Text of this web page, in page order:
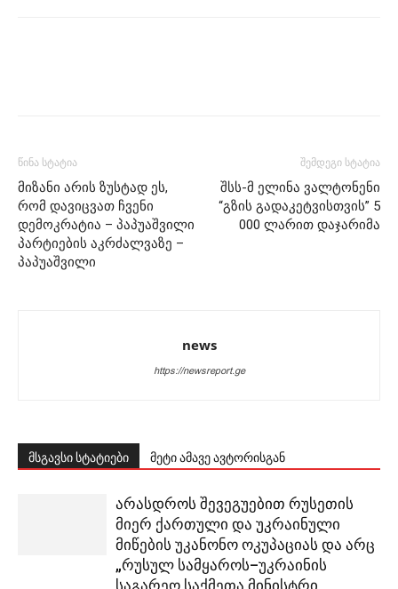
წინა სტატია
მიზანი არის ზუსტად ეს,
რომ დავიცვათ ჩვენი
დემოკრატია – პაპუაშვილი
პარტიების აკრძალვაზე –
პაპუაშვილი
შემდეგი სტატია
შსს-მ ელინა ვალტონენი
“გზის გადაკეტვისთვის” 5
000 ლარით დაჯარიმა
news
https://newsreport.ge
მსგავსი სტატიები მეტი ამავე ავტორისგან
არასდროს შევეგუებით რუსეთის
მიერ ქართული და უკრაინული
მიწების უკანონო ოკუპაციას და არც
„რუსულ სამყაროს–უკრაინის